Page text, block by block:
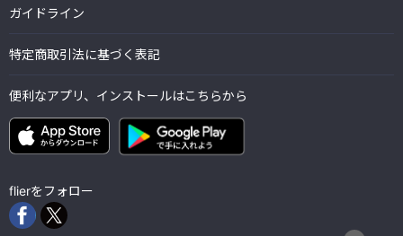
ガイドライン
特定商取引法に基づく表記
便利なアプリ、インストールはこちらから
flierをフォロー